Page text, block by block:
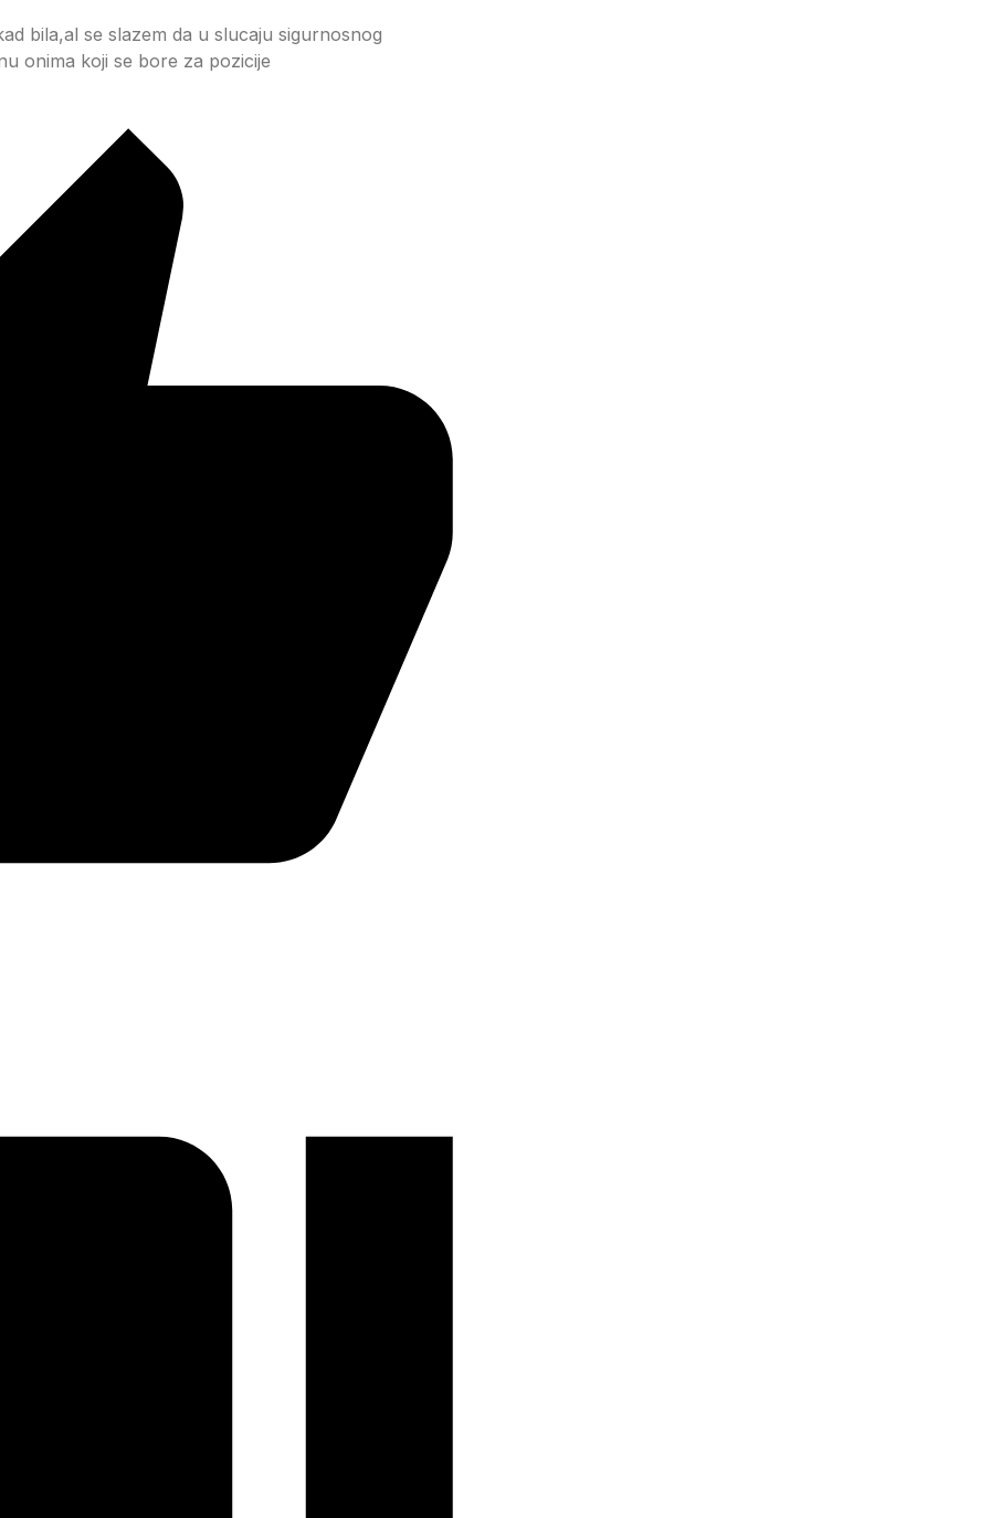
bila,al se slazem da u slucaju sigurnosnog
onima koji se bore za pozicije